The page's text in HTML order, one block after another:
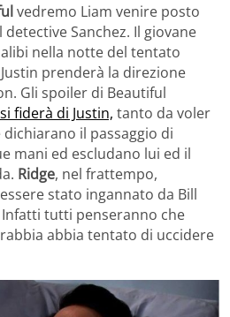
vedremo Liam venire posto
Sanchez. Il giovane
nella notte del tentato
prenderà la direzione
Gli spoiler di Beautiful
fiderà di Justin, tanto da voler
il passaggio di
mani ed escludano lui ed il
Ridge, nel frattempo,
stato ingannato da Bill
tutti penseranno che
abbia tentato di uccidere